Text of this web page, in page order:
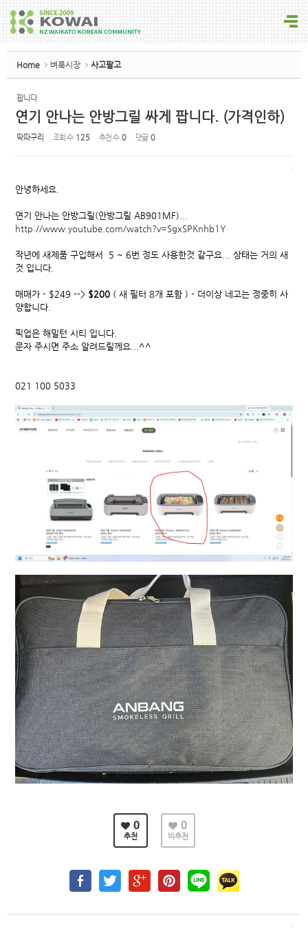
Home 벼룩시장 사고팔고
팝니다
연기 안나는 안방그릴 싸게 팝니다. (가격인하)
딱따구리 조회 수 125 추천 수 0 댓글 0
안녕하세요.
연기 안나는 안방그릴(안방그릴 AB901MF)...
http://www.youtube.com/watch?v=SgxSPKnhb1Y
작년에 새제품 구입해서 5 ~ 6번 정도 사용한것 같구요... 상태는 거의 새
것 입니다.
매매가 - $249 --> $200 ( 새 필터 8개 포함 ) - 더이상 네고는 정중히 사
양합니다.
픽업은 해밀턴 시티 입니다.
문자 주시면 주소 알려드릴께요...^^
021 100 5033
0
추천
0
비추천
Sketchbook5, 스케치북5
Sketchbook5, 스케치북5